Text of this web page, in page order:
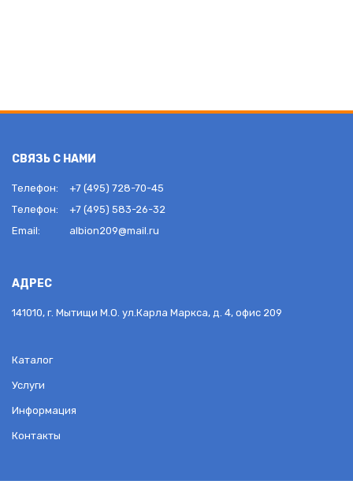
СВЯЗЬ С НАМИ
Телефон:
+7 (495) 728-70-45
Телефон:
+7 (495) 583-26-32
Email:
albion209@mail.ru
АДРЕС
141010, г. Мытищи М.О. ул.Карла Маркса, д. 4, офис 209
Каталог
Услуги
Информация
Контакты